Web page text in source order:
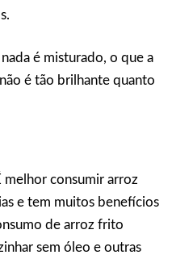
é misturado, o que a
é tão brilhante quanto
melhor consumir arroz
e tem muitos benefícios
de arroz frito
sem óleo e outras